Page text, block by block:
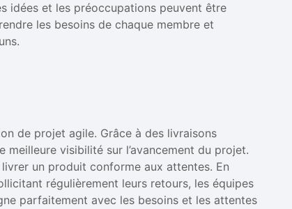
idées et les préoccupations peuvent être
les besoins de chaque membre et
de projet agile. Grâce à des livraisons
visibilité sur l’avancement du projet.
un produit conforme aux attentes. En
régulièrement leurs retours, les équipes
parfaitement avec les besoins et les attentes